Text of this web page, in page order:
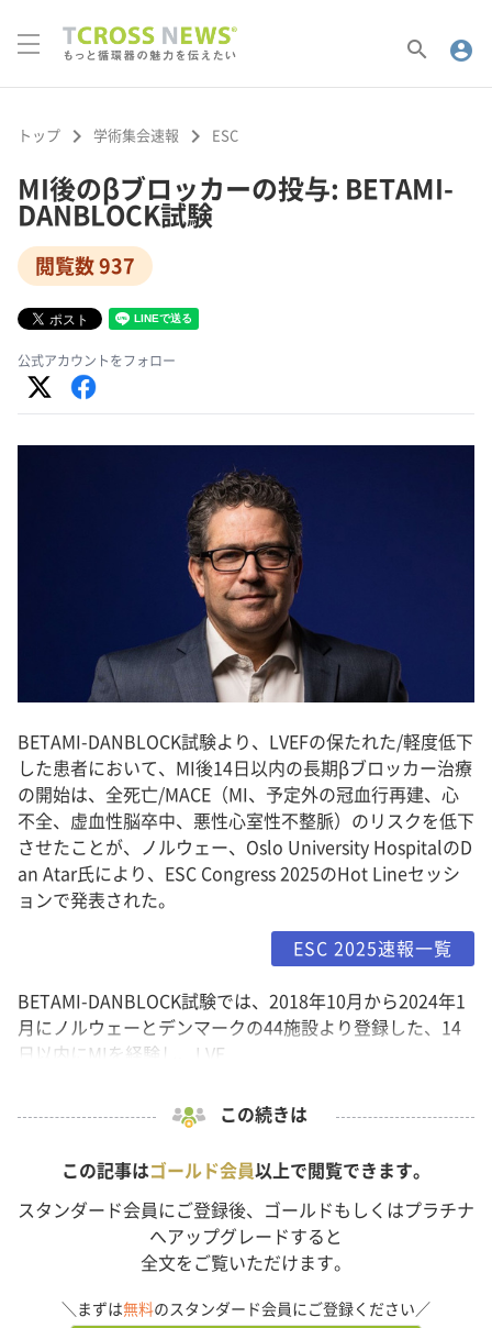
search account_circle
トップ keyboard_arrow_right 学術集会速報 keyboard_arrow_right ESC
MI後のβブロッカーの投与: BETAMI-
DANBLOCK試験
閲覧数 937
公式アカウントをフォロー
BETAMI-DANBLOCK試験より、LVEFの保たれた/軽度低下
した患者において、MI後14日以内の長期βブロッカー治療
の開始は、全死亡/MACE（MI、予定外の冠血行再建、心
不全、虚血性脳卒中、悪性心室性不整脈）のリスクを低下
させたことが、ノルウェー、Oslo University HospitalのD
an Atar氏により、ESC Congress 2025のHot Lineセッシ
ョンで発表された。
ESC 2025速報一覧
BETAMI-DANBLOCK試験では、2018年10月から2024年1
月にノルウェーとデンマークの44施設より登録した、14
日以内にMIを経験し、LVE...
この続きは
この記事はゴールド会員以上で閲覧できます。
スタンダード会員にご登録後、ゴールドもしくはプラチナ
へアップグレードすると
全文をご覧いただけます。
＼まずは無料のスタンダード会員にご登録ください／